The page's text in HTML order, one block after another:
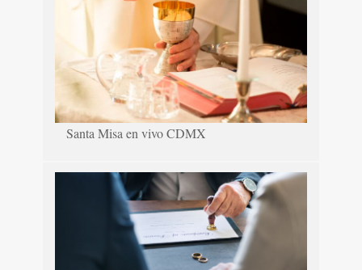
Santa Misa en vivo CDMX